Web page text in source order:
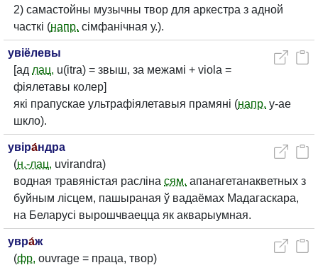
2) самастойны музычны твор для аркестра з адной
часткі (напр. сімфанічная у.).
увіёлевы
[ад лац. u(itra) = звыш, за межамі + viola =
фіялетавы колер]
які прапускае ультрафіялетавыя прамяні (напр. у-ае
шкло).
увіра́ндра
(н.-лац. uvirandra)
водная травяністая расліна сям. апанагетанакветных з
буйным лісцем, пашыраная ў вадаёмах Мадагаскара,
на Беларусі вырошчваецца як акварыумная.
увра́ж
(фр. ouvrage = праца, твор)